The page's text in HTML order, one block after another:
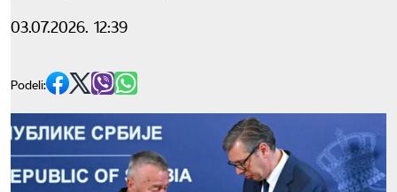
03.07.2026. 12:39
Podeli: